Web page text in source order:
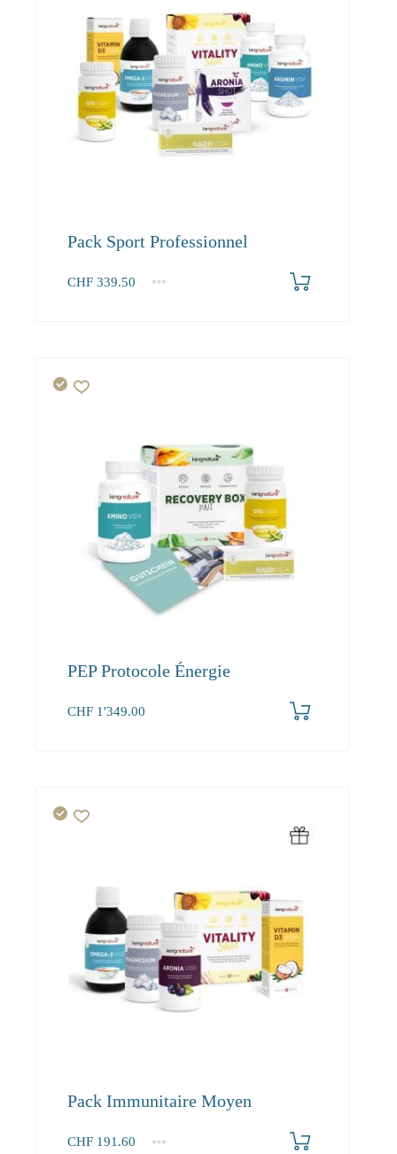
Pack Sport Professionnel
CHF 339.50
1+
PEP Protocole Énergie
CHF 1'349.00
Pack Immunitaire Moyen
CHF 191.60
1+